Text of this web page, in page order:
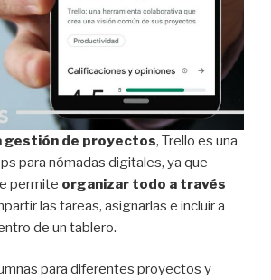
gestión de proyectos, Trello es una
para nómadas digitales, ya que
permite organizar todo a través
las tareas, asignarlas e incluir a
de un tablero.
para diferentes proyectos y